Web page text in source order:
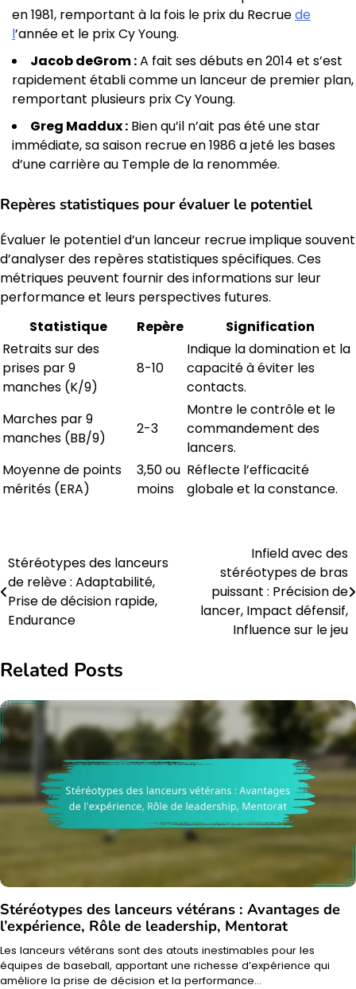
en 1981, remportant à la fois le prix du Recruede
l’année et le prix Cy Young.
Jacob deGrom :A fait ses débuts en 2014 et s’est
rapidement établi comme un lanceur de premier plan,
remportant plusieurs prix Cy Young.
Greg Maddux : Bien qu’il n’ait pas été une star
immédiate, sa saison recrue en 1986 a jeté les bases
d’une carrière au Temple de la renommée.
Repères statistiques pour évaluer le potentiel
Évaluer le potentiel d’un lanceur recrue implique souvent
d’analyser des repères statistiques spécifiques. Ces
métriques peuvent fournir des informations sur leur
performance et leurs perspectives futures.
Statistique
Repère
Signification
Retraits sur des
prises par 9
manches (K/9)
8-10
Indique la domination et la
capacité à éviter les
contacts.
Marches par 9
manches (BB/9)
2-3
Montre le contrôle et le
commandement des
lancers.
Moyenne de points
mérités (ERA)
3,50 ou
moins
Réflecte l’efficacité
globale et la constance.
Post
navigation
Stéréotypes des lanceurs
de relève : Adaptabilité,
Prise de décision rapide,
Endurance
Infield avec des
stéréotypes de bras
puissant : Précision de
lancer, Impact défensif,
Influence sur le jeu
Related Posts
Stéréotypes des lanceurs vétérans : Avantages de
l’expérience, Rôle de leadership, Mentorat
Les lanceurs vétérans sont des atouts inestimables pour les
équipes de baseball, apportant une richesse d’expérience qui
améliore la prise de décision et la performance…